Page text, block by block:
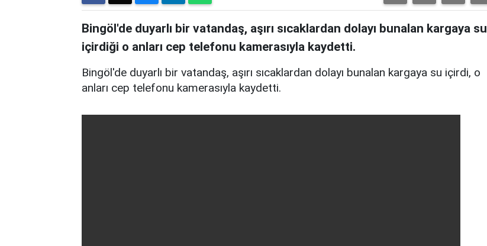
Bingöl'de duyarlı bir vatandaş, aşırı sıcaklardan dolayı bunalan kargaya su
içirdiği o anları cep telefonu kamerasıyla kaydetti.
Bingöl'de duyarlı bir vatandaş, aşırı sıcaklardan dolayı bunalan kargaya su içirdi, o
anları cep telefonu kamerasıyla kaydetti.